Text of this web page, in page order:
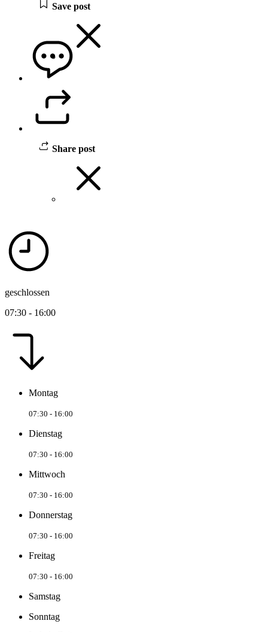
Save post
Share post
geschlossen
07:30 - 16:00
Montag
07:30 - 16:00
Dienstag
07:30 - 16:00
Mittwoch
07:30 - 16:00
Donnerstag
07:30 - 16:00
Freitag
07:30 - 16:00
Samstag
Sonntag